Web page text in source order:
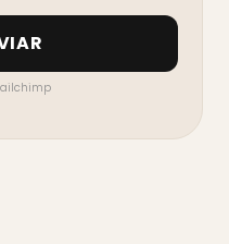
Mailchimp